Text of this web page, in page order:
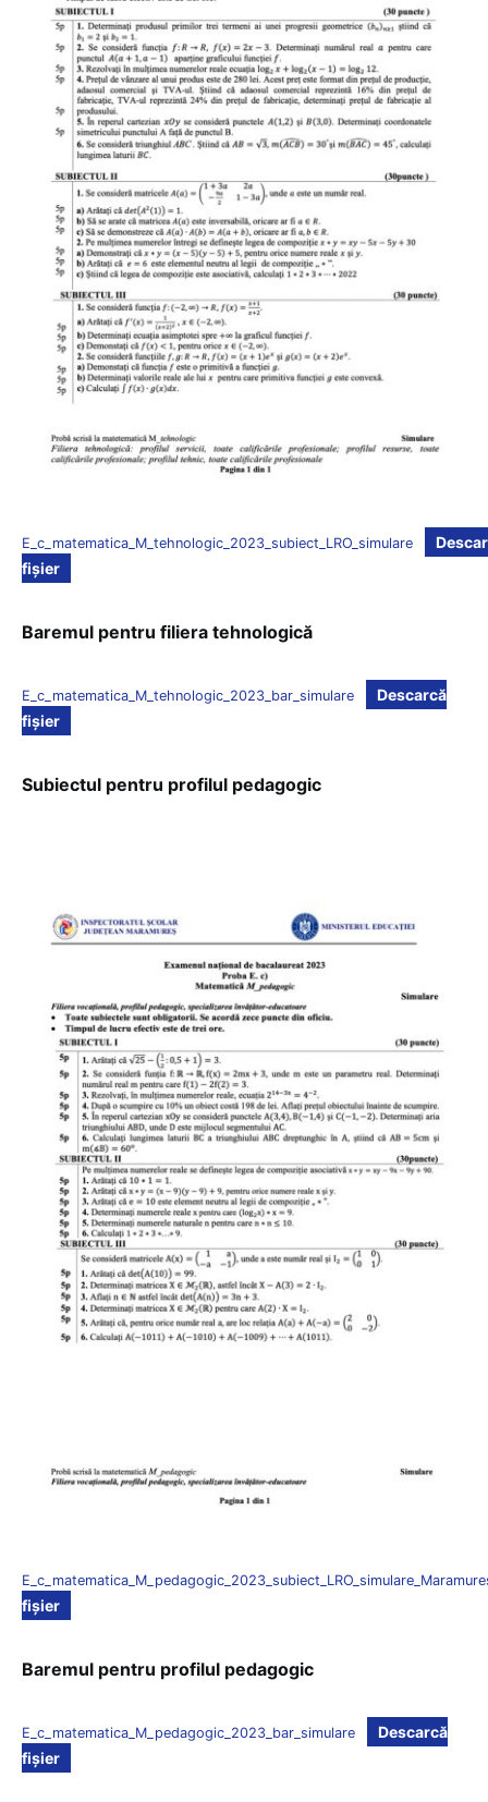
E_c_matematica_M_tehnologic_2023_subiect_LRO_simulare
fișier
Baremul pentru filiera tehnologică
E_c_matematica_M_tehnologic_2023_bar_simulare
Descarcă
fișier
Subiectul pentru profilul pedagogic
fișier
Baremul pentru profilul pedagogic
E_c_matematica_M_pedagogic_2023_bar_simulare
Descarcă
fișier